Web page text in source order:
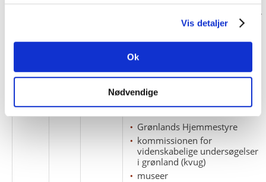
Vis detaljer
Ok
Nødvendige
Atuagagdliutit/Grønlandsposetn,
Umiatsiaat/Bådavis.
avisartikler
aviser
avisudklip
etnografi
Grønlands Hjemmestyre
kommissionen for
videnskabelige undersøgelser
i grønland (kvug)
museer